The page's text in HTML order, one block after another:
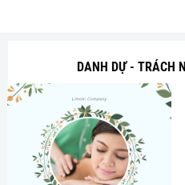
DANH DỰ - TRÁCH